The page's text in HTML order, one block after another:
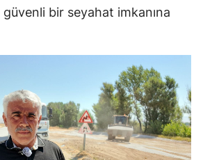
bir seyahat imkanına